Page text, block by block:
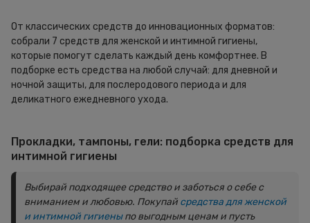
От классических средств до инновационных форматов:
собрали 7 средств для женской и интимной гигиены,
которые помогут сделать каждый день комфортнее. В
подборке есть средства на любой случай: для дневной и
ночной защиты, для послеродового периода и для
деликатного ежедневного ухода.
Прокладки, тампоны, гели: подборка средств для
интимной гигиены
Выбирай подходящее средство и заботься о себе с
вниманием и любовью. Покупай средства для женской
и интимной гигиеныпо выгодным ценам и пусть